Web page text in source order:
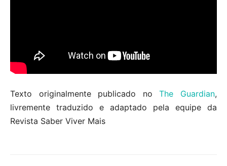
Texto originalmente publicado noThe Guardian,
livremente traduzido e adaptado pela equipe da
Revista Saber Viver Mais